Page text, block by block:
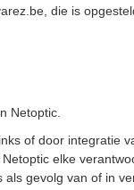
die is
Netoptic.
of door integratie
elke
gevolg van of in